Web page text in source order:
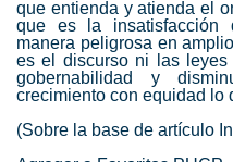
que entienda y atienda el
que es la insatisfacción
manera peligrosa en
es el discurso ni las
gobernabilidad y
crecimiento con equidad lo
(Sobre la base de artículo